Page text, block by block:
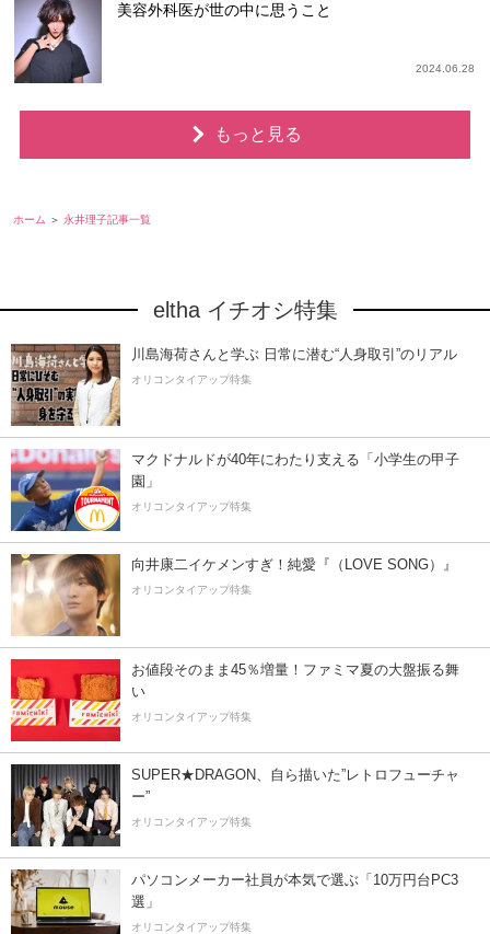
美容外科医が世の中に思うこと
2024.06.28
もっと見る
ホーム 永井理子記事一覧
eltha イチオシ特集
川島海荷さんと学ぶ 日常に潜む“人身取引”のリアル
オリコンタイアップ特集
マクドナルドが40年にわたり支える「小学生の甲子
園」
オリコンタイアップ特集
向井康二イケメンすぎ！純愛『（LOVE SONG）』
オリコンタイアップ特集
お値段そのまま45％増量！ファミマ夏の大盤振る舞
い
オリコンタイアップ特集
SUPER★DRAGON、自ら描いた”レトロフューチャ
ー”
オリコンタイアップ特集
パソコンメーカー社員が本気で選ぶ「10万円台PC3
選」
オリコンタイアップ特集